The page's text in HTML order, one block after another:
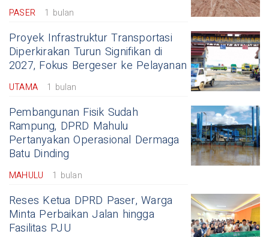
PASER 1 bulan
Proyek Infrastruktur Transportasi
Diperkirakan Turun Signifikan di
2027, Fokus Bergeser ke Pelayanan
UTAMA 1 bulan
Pembangunan Fisik Sudah
Rampung, DPRD Mahulu
Pertanyakan Operasional Dermaga
Batu Dinding
MAHULU 1 bulan
Reses Ketua DPRD Paser, Warga
Minta Perbaikan Jalan hingga
Fasilitas PJU